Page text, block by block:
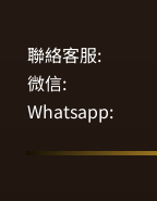
聯絡客服:
微信:
Whatsapp: